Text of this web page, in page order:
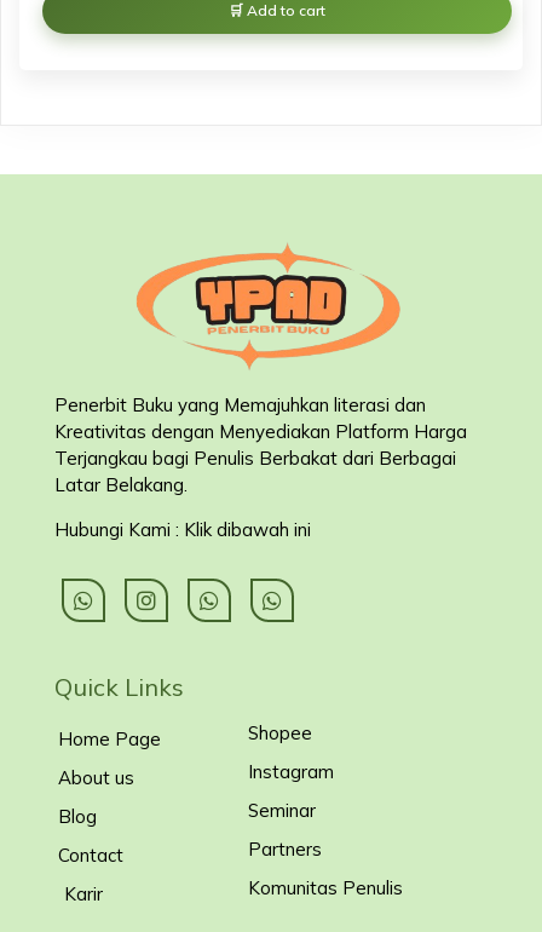
Add to cart
Penerbit Buku yang Memajuhkan literasi dan
Kreativitas dengan Menyediakan Platform Harga
Terjangkau bagi Penulis Berbakat dari Berbagai
Latar Belakang
Hubungi Kami : Klik dibawah ini
Quick Links
Home Page
About us
Blog
Contact
Karir
Shopee
Instagram
Seminar
Partners
Komunitas Penulis